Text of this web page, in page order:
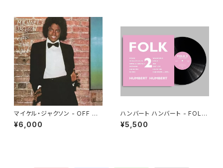
マイケル・ジャクソン - OFF TH
E WALL(LP)
¥6,000
ハンバート ハンバート - FOLK
2(LP)
¥5,500